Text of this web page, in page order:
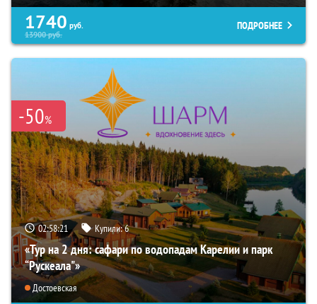
1740 руб.
13900руб.
ПОДРОБНЕЕ
-50%
02:58:20 Купили:6
«Тур на 2 дня: сафари по водопадам Карелии и парк
“Рускеала"»
Достоевская